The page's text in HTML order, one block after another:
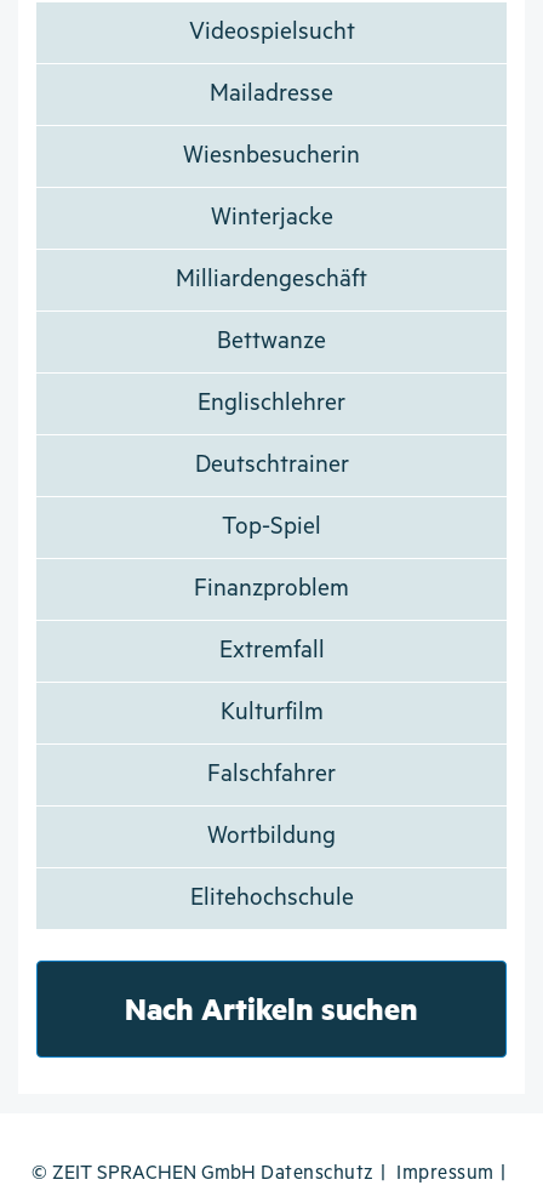
Videospielsucht
Mailadresse
Wiesnbesucherin
Winterjacke
Milliardengeschäft
Bettwanze
Englischlehrer
Deutschtrainer
Top-Spiel
Finanzproblem
Extremfall
Kulturfilm
Falschfahrer
Wortbildung
Elitehochschule
Nach Artikeln suchen
© ZEIT SPRACHEN GmbH Datenschutz Impressum